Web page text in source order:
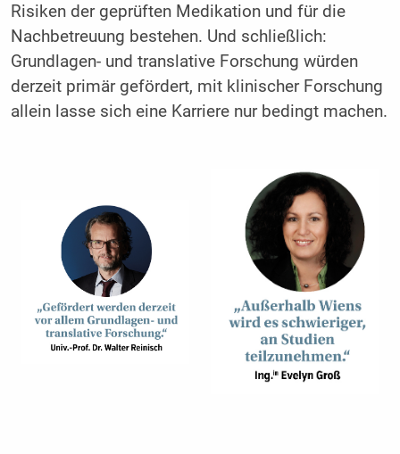
Risiken der geprüften Medikation und für die
Nachbetreuung bestehen. Und schließlich:
Grundlagen- und translative Forschung würden
derzeit primär gefördert, mit klinischer Forschung
allein lasse sich eine Karriere nur bedingt machen.